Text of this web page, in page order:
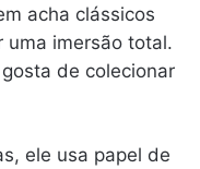
acha clássicos
uma imersão total.
de colecionar
ele usa papel de